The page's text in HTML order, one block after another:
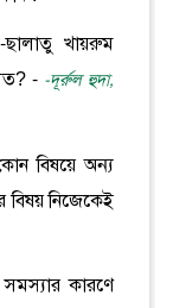
খায়রুম
- -দূর্রুল হুদা,
বিষয়ে অন্য
বিষয় নিজেকেই
সমস্যার কারণে